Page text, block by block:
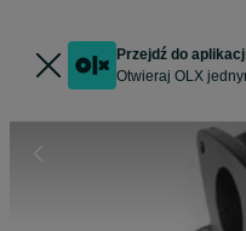
Przejdź do
Otwieraj OLX